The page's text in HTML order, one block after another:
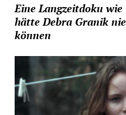
Eine Langzeitdoku wie
hätte Debra Granik
können